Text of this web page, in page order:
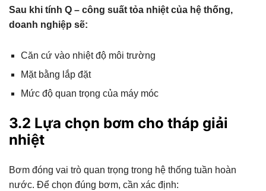
Sau khi tính Q – công suất tỏa nhiệt của hệ thống,
doanh nghiệp sẽ:
Căn cứ vào nhiệt độ môi trường
Mặt bằng lắp đặt
Mức độ quan trọng của máy móc
3.2 Lựa chọn bơm cho tháp giải
nhiệt
Bơm đóng vai trò quan trọng trong hệ thống tuần hoàn
nước. Để chọn đúng bơm, cần xác định: